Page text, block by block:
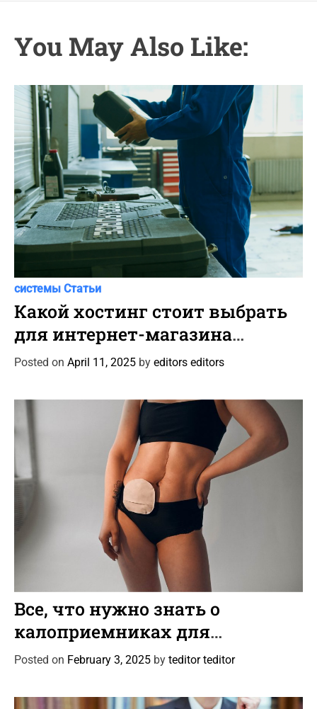
You May Also Like:
a
t
e
g
o
s
Программы и
системы Статьи
Какой хостинг стоит выбрать
для интернет-магазина
автотоваров и шин?
Posted on April 11, 2025 by editors editors
a
t
e
g
Все, что нужно знать о
калоприемниках для
колостомы и илеостомы
Posted on February 3, 2025 by teditor teditor